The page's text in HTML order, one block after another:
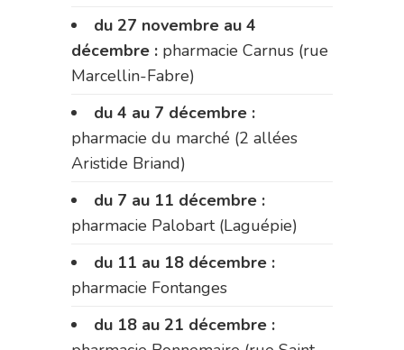
du 27 novembre au 4
décembre : pharmacie Carnus (rue
Marcellin-Fabre)
du 4 au 7 décembre :
pharmacie du marché (2 allées
Aristide Briand)
du 7 au 11 décembre :
pharmacie Palobart (Laguépie)
du 11 au 18 décembre :
pharmacie Fontanges
du 18 au 21 décembre :